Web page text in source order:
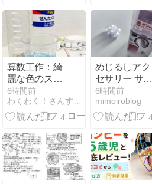
マロ】
算数工作：綺
麗な色のスラ
イムができま
した
6時間前
わくわく！さんすう子育て
めじるしアク
セサリー サン
リオキャラク
ターズ～エモ
きゅん～2と
6時間前
mimoiroblog